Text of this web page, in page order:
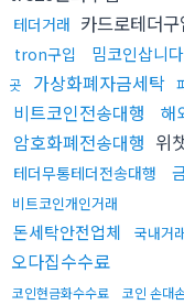
테더거래 카드로테더
tron구입 밈코인삽니다
곳
가상화폐자금세탁
비트코인전송대행
해
암호화폐전송대행 위
테더무통테더전송대행
비트코인개인거래
돈세탁안전업체 국내거
오다집수수료
코인현금화수수료 코인 손대